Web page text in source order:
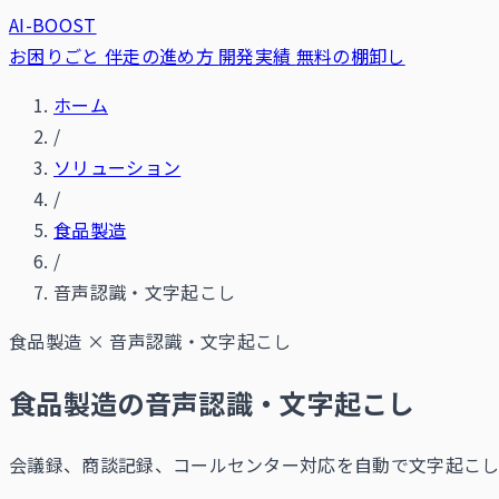
AI-BOOST
お困りごと 伴走の進め方 開発実績 無料の棚卸し
ホーム
/
ソリューション
/
食品製造
/
音声認識・文字起こし
食品製造 × 音声認識・文字起こし
食品製造の音声認識・文字起こし
会議録、商談記録、コールセンター対応を自動で文字起こし